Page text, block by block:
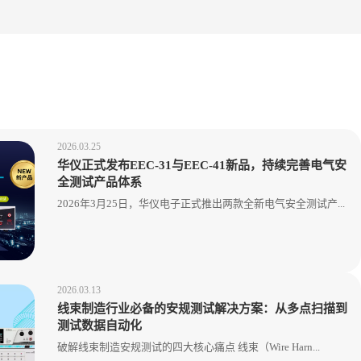
2026.03.25
华仪正式发布EEC-31与EEC-41新品，持续完善电气安
全测试产品体系
2026年3月25日，华仪电子正式推出两款全新电气安全测试产...
2026.03.13
线束制造行业必备的安规测试解决方案：从多点扫描到
测试数据自动化
破解线束制造安规测试的四大核心痛点 线束（Wire Harn...